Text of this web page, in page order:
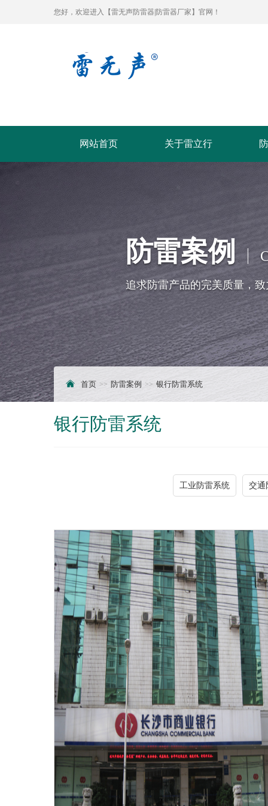
您好，欢迎进入【雷无声防雷器|防雷器厂家】官网！
网站首页 关于雷立行
防雷案例
追求防雷产品的完美质量，
首页 防雷案例 银行防雷系统
银行防雷系统
工业防雷系统 交通